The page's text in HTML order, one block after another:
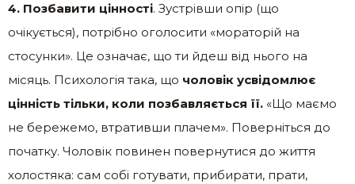
4. Позбавити цінності. Зустрівши опір (що
очікується), потрібно оголосити «мораторій на
стосунки». Це означає, що ти йдеш від нього на
місяць. Психологія така, що чоловік усвідомлює
цінність тільки, коли позбавляється її. «Що маємо
не бережемо, втративши плачем». Поверніться до
початку. Чоловік повинен повернутися до життя
холостяка: сам собі готувати, прибирати, прати,